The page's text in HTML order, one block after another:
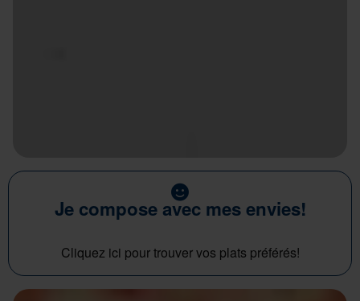
Je compose avec mes envies!
Cliquez ici pour trouver vos plats préférés!